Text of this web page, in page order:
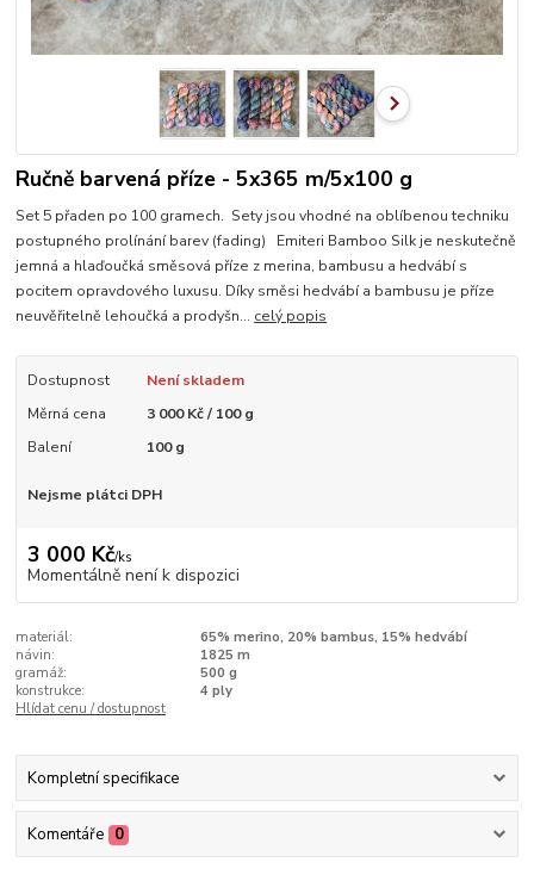
Ručně barvená příze - 5x365 m/5x100 g
Set 5 přaden po 100 gramech. Sety jsou vhodné na oblíbenou techniku
postupného prolínání barev (fading) Emiteri Bamboo Silk je neskutečně
jemná a hlaďoučká směsová příze z merina, bambusu a hedvábí s
pocitem opravdového luxusu. Díky směsi hedvábí a bambusu je příze
neuvěřitelně lehoučká a prodyšn... celý popis
Dostupnost
Není skladem
Měrná cena
3 000 Kč / 100 g
Balení
100 g
Nejsme plátci DPH
3 000 Kč/ks
Momentálně není k dispozici
materiál:
65% merino, 20% bambus, 15% hedvábí
návin:
1825 m
gramáž:
500 g
konstrukce:
4 ply
Hlídat cenu / dostupnost
Kompletní specifikace
Komentáře 0